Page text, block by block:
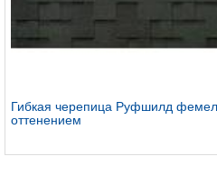
Гибкая черепица Руфшилд
оттенением